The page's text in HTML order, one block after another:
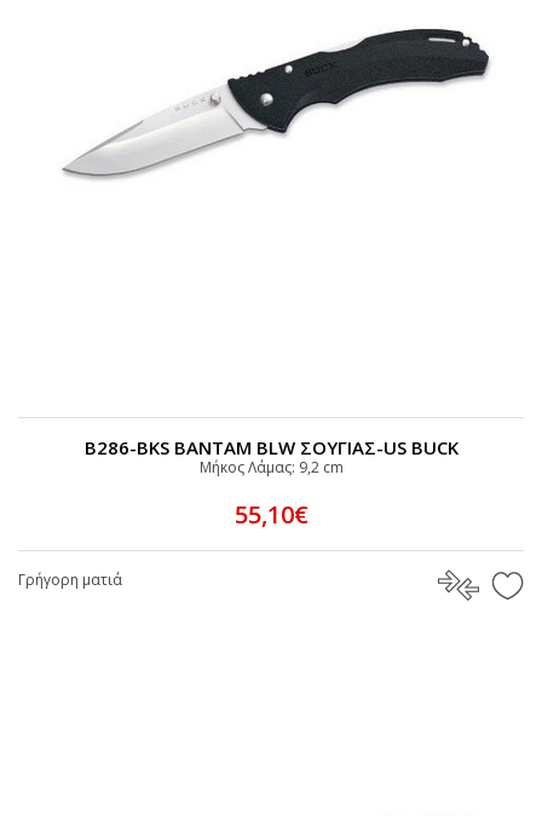
B286-BKS BANTAM BLW ΣΟΥΓΙΑΣ-US BUCK
Μήκος Λάμας: 9,2 cm
55,10€
Γρήγορη ματιά